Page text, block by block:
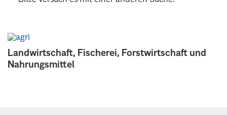
Landwirtschaft, Fischerei, Forstwirtschaft und
Nahrungsmittel